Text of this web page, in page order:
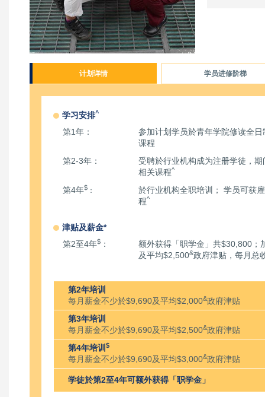
计划详情 学员进修阶梯
学习安排^
第1年：
参加计划学员於青年学院修读全
课程
第2-3年：
受聘於行业机构成为注册学徒，
相关课程^
第4年$ ：
於行业机构全职培训； 学员可获
程^
津贴及薪金*
第2至4年$ ：
额外获得「职学金」共$30,800；
及平均$2,500&政府津贴，每月总
第2年培训
每月薪金不少於$9,690及平均$2,000&政府津贴
第3年培训
每月薪金不少於$9,690及平均$2,500&政府津贴
第4年培训 $
每月薪金不少於$9,690及平均$3,000&政府津贴
学徒於第2至4年可额外获得「职学金」